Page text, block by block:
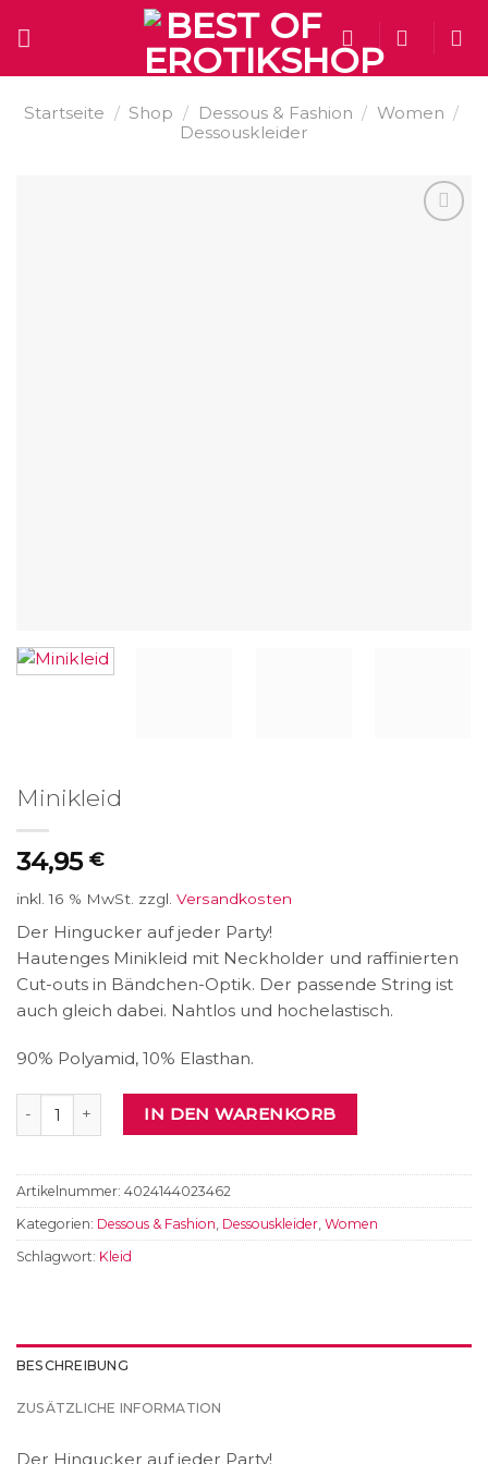
Startseite / Shop / Dessous & Fashion / Women /
Dessouskleider
Minikleid
34,95 €
inkl. 16 % MwSt. zzgl. Versandkosten
Der Hingucker auf jeder Party!
Hautenges Minikleid mit Neckholder und raffinierten
Cut-outs in Bändchen-Optik. Der passende String ist
auch gleich dabei. Nahtlos und hochelastisch.
90% Polyamid, 10% Elasthan.
Minikleid MengeIN DEN WARENKORB
Artikelnummer: 4024144023462
Kategorien: Dessous & Fashion Dessouskleider Women
Schlagwort: Kleid
BESCHREIBUNG
ZUSÄTZLICHE INFORMATION
Der Hingucker auf jeder Party!